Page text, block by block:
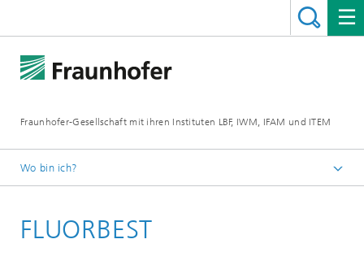
Fraunhofer-Gesellschaft mit ihren Instituten LBF, IWM, IFAM und ITEM
Wo bin ich?
FLUORBEST